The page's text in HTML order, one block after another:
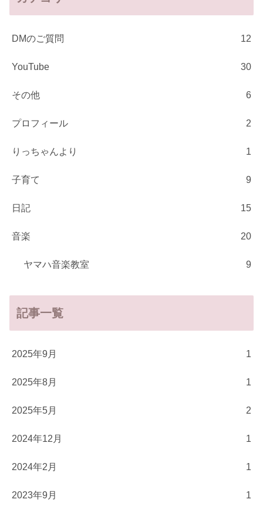
DMのご質問 12
YouTube 30
その他 6
プロフィール 2
りっちゃんより 1
子育て 9
日記 15
音楽 20
ヤマハ音楽教室 9
記事一覧
2025年9月 1
2025年8月 1
2025年5月 2
2024年12月 1
2024年2月 1
2023年9月 1